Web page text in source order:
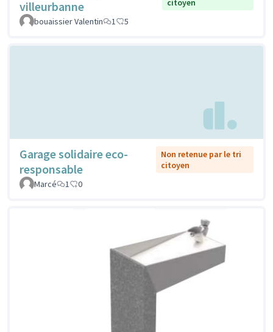
villeurbanne
bouaissier Valentin
1 5
Garage solidaire eco-
responsable
Non retenue par le tri
citoyen
Marcé
1 0